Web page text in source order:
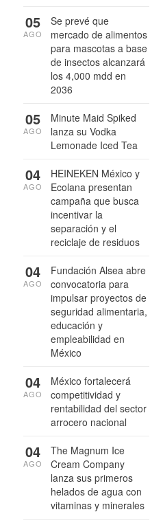
Se prevé que
mercado de alimentos
para mascotas a base
de insectos alcanzará
los 4,000 mdd en
2036
05
AGO
Minute Maid Spiked
lanza su Vodka
Lemonade Iced Tea
05
AGO
HEINEKEN México y
Ecolana presentan
campaña que busca
incentivar la
separación y el
reciclaje de residuos
04
AGO
Fundación Alsea abre
convocatoria para
impulsar proyectos de
seguridad alimentaria,
educación y
empleabilidad en
México
04
AGO
México fortalecerá
competitividad y
rentabilidad del sector
arrocero nacional
04
AGO
The Magnum Ice
Cream Company
lanza sus primeros
helados de agua con
vitaminas y minerales
04
AGO